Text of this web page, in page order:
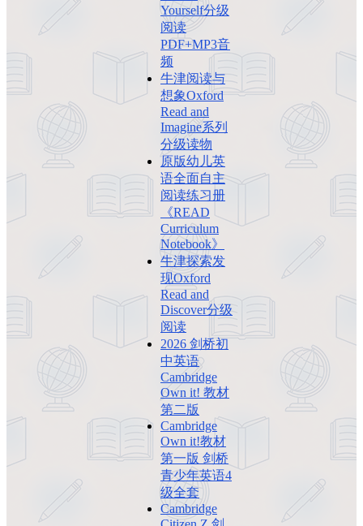
Yourself分级
阅读
PDF+MP3音
频
牛津阅读与
想象Oxford
Read and
Imagine系列
分级读物
原版幼儿英
语全面自主
阅读练习册
《READ
Curriculum
Notebook》
牛津探索发
现Oxford
Read and
Discover分级
阅读
2026 剑桥初
中英语
Cambridge
Own it! 教材
第二版
Cambridge
Own it!教材
第一版 剑桥
青少年英语4
级全套
Cambridge